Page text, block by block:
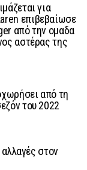
για
επιβεβαίωσε
από την ομαδα
αστέρας της
από τη
του 2022
αλλαγές στον